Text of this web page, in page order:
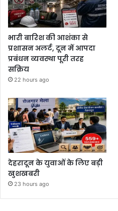
भारी बारिश की आशंका से
प्रशासन अलर्ट, दून में आपदा
प्रबंधन व्यवस्था पूरी तरह
सक्रिय
22 hours ago
देहरादून के युवाओं के लिए बड़ी
खुशखबरी
23 hours ago